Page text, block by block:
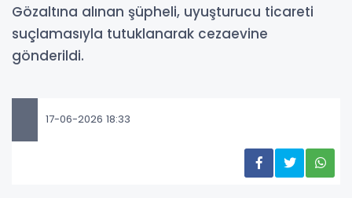
Gözaltına alınan şüpheli, uyuşturucu ticareti
suçlamasıyla tutuklanarak cezaevine
gönderildi.
17-06-2026 18:33